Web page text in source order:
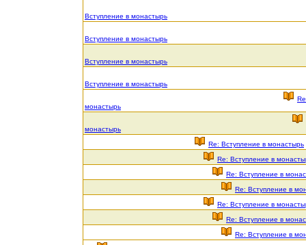
Вступление в монастырь
Вступление в монастырь
Вступление в монастырь
Вступление в монастырь
монастырь
монастырь
Re: Вступление в монастырь
Re: Вступление в
Re: Вступление в
Re: Вступление в
Re: Вступление в
Re: Вступление в
Re: Вступление в